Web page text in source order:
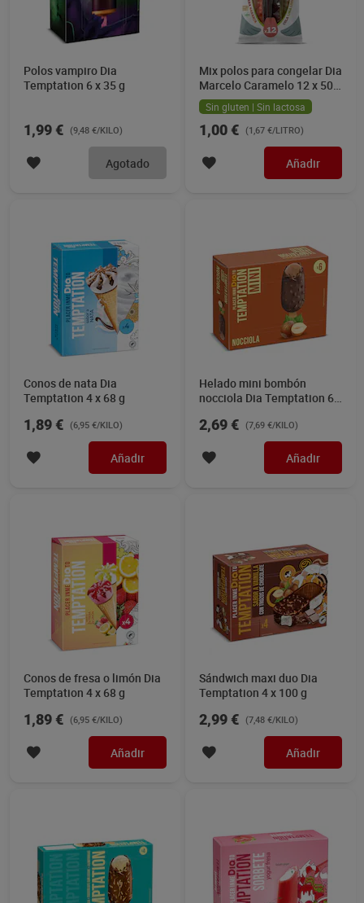
Polos vampiro Dia
Temptation 6 x 35 g
1,99 € (9,48 €/KILO)
Agotado
Mix polos para congelar Dia
Marcelo Caramelo 12 x 50
mlSin gluten | Sin lactosa
1,00 € (1,67 €/LITRO)
Añadir
Conos de nata Dia
Temptation 4 x 68 g
1,89 € (6,95 €/KILO)
Añadir
Helado mini bombón
nocciola Dia Temptation 6 x
2,69 € (7,69 €/KILO)
Añadir
Conos de fresa o limón Dia
Temptation 4 x 68 g
1,89 € (6,95 €/KILO)
Añadir
Sándwich maxi duo Dia
Temptation 4 x 100 g
2,99 € (7,48 €/KILO)
Añadir